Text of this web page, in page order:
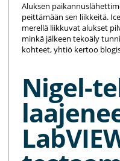
Aluksen
peittämään sen liikkeitä.
merellä liikkuvat alukset
minkä jälkeen tekoäly
kohteet, yhtiö kertoo
Nigel-